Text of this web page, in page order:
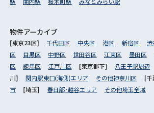
物件アーカイブ
[東京23区] 千代田区 中央区 港区 新宿区 渋
区
目黒区 中野区 世田谷区 江東区 墨田区
区
練馬区 江戸川区 [東京都下] 八王子駅周辺
川] 関内駅東口(海側)エリア その他神奈川区 [
市
[埼玉] 春日部･越谷エリア その他埼玉全域